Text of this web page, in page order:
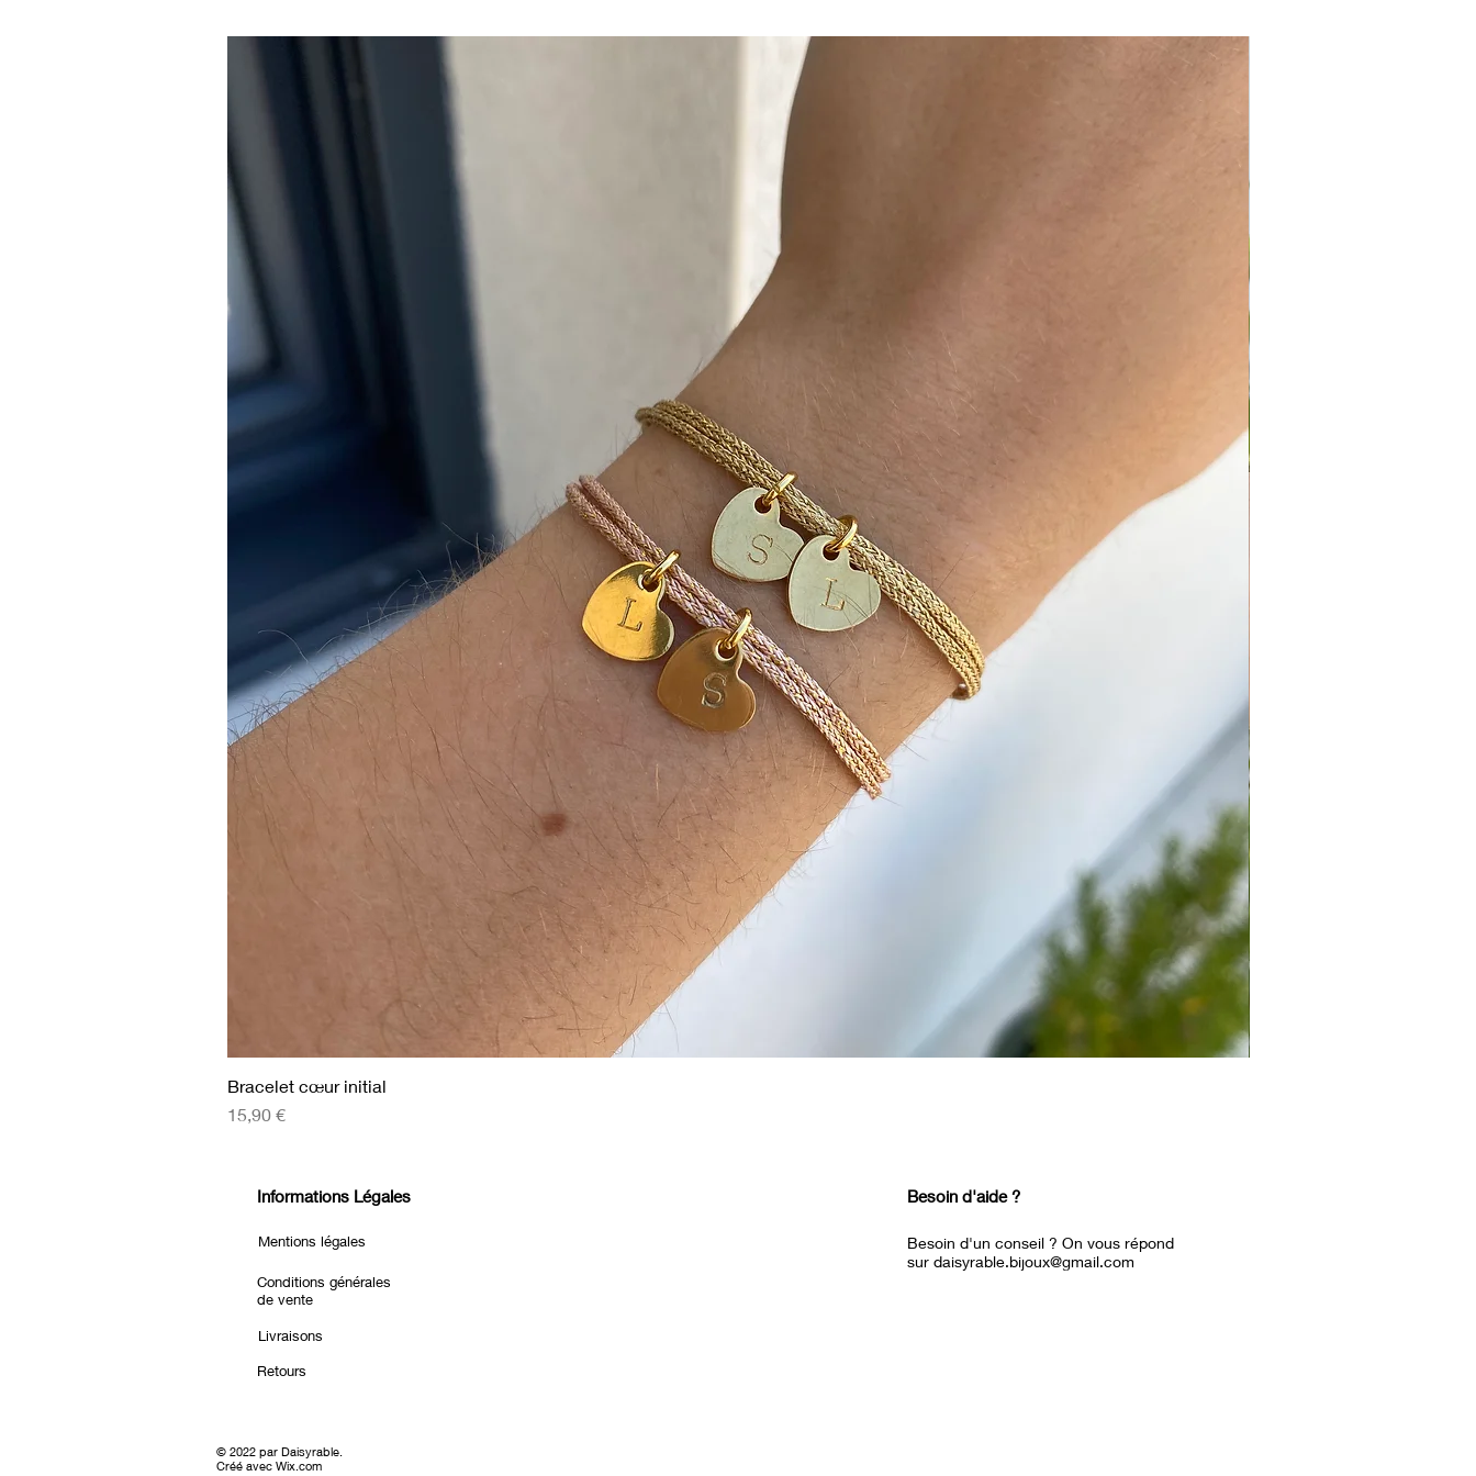
Bracelet cœur initial
Prix
15,90 €
Informations Légales
Mentions légales
Besoin d'aide ?
Besoin d'un conseil ? On vous répond
sur daisyrable.bijoux@gmail.com
Conditions générales
de vente
Livraisons
Retours
© 2022 par Daisyrable.
Créé avec Wix.com